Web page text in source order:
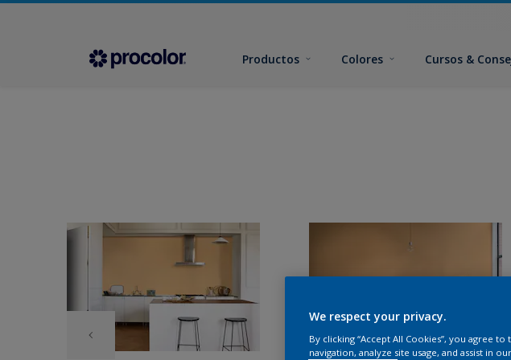
Productos Colores Cursos &
We respect your privacy.
By clicking “Accept All Cookies”, you agree
navigation, analyze site usage, and assist in